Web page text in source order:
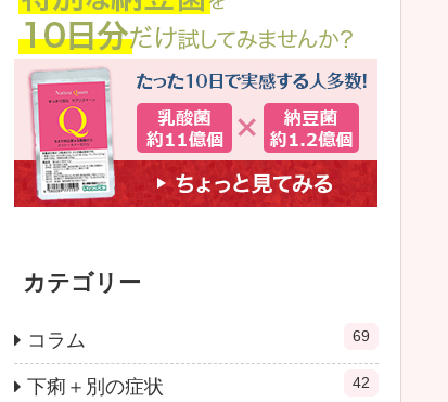
カテゴリー
コラム 69
下痢＋別の症状 42